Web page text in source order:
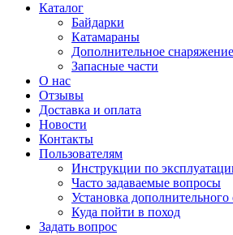
Каталог
Байдарки
Катамараны
Дополнительное снаряжение
Запасные части
О нас
Отзывы
Доставка и оплата
Новости
Контакты
Пользователям
Инструкции по
Часто задаваемые вопросы
Установка
Куда пойти в поход
Задать вопрос